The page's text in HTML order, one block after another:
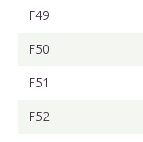
F49
F50
F51
F52